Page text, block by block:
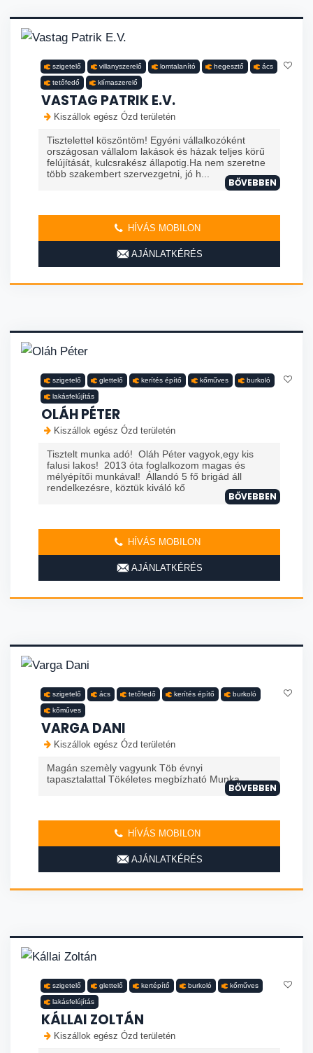
szigetelő villanyszerelő lomtalanító hegesztő ács
tetőfedő klímaszerelő
VASTAG PATRIK E.V.
Kiszállok egész Ózd területén
Tisztelettel köszöntöm! Egyéni vállalkozóként
országosan vállalom lakások és házak teljes körű
felújítását, kulcsrakész állapotig.Ha nem szeretne
több szakembert szervezgetni, jó h...
BŐVEBBEN
HÍVÁS MOBILON
AJÁNLATKÉRÉS
szigetelő glettelő kerítés építő kőműves burkoló
lakásfelújítás
OLÁH PÉTER
Kiszállok egész Ózd területén
Tisztelt munka adó! Oláh Péter vagyok,egy kis
falusi lakos! 2013 óta foglalkozom magas és
mélyépítői munkával! Állandó 5 fő brigád áll
rendelkezésre, köztük kiváló kő
BŐVEBBEN
HÍVÁS MOBILON
AJÁNLATKÉRÉS
szigetelő ács tetőfedő kerítés építő burkoló
kőműves
VARGA DANI
Kiszállok egész Ózd területén
Magán szemèly vagyunk Töb évnyi
tapasztalattal Tökéletes megbízható Munka
BŐVEBBEN
HÍVÁS MOBILON
AJÁNLATKÉRÉS
szigetelő glettelő kertépítő burkoló kőműves
lakásfelújítás
KÁLLAI ZOLTÁN
Kiszállok egész Ózd területén